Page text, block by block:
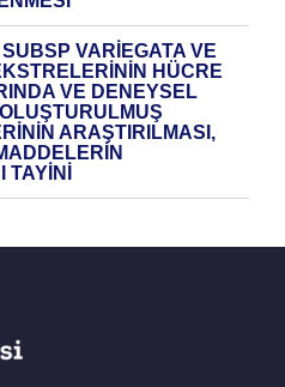
VARIEGATA VE
HÜCRE
VE DENEYSEL
ARAŞTIRILMASI,